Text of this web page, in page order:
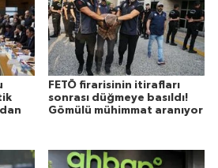
FETÖ firarisinin itirafları
sonrası düğmeye basıldı!
Gömülü mühimmat aranıyor